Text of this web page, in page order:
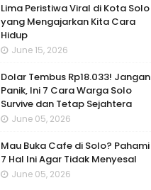
Lima Peristiwa Viral di Kota Solo
yang Mengajarkan Kita Cara
Hidup
June 15, 2026
Dolar Tembus Rp18.033! Jangan
Panik, Ini 7 Cara Warga Solo
Survive dan Tetap Sejahtera
June 05, 2026
Mau Buka Cafe di Solo? Pahami
7 Hal Ini Agar Tidak Menyesal
June 05, 2026